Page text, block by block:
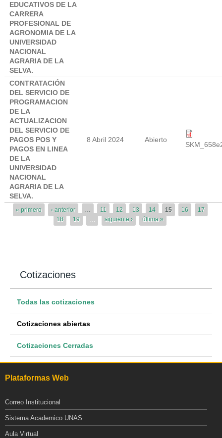
EDUCATIVOS DE LA
CARRERA
PROFESIONAL DE
AGRONOMIA DE LA
UNIVERSIDAD
NACIONAL
AGRARIA DE LA
SELVA.
CONTRATACIÓN
DEL SERVICIO DE
PROGRAMACION
DE LA
ACTUALIZACION
DEL SERVICIO DE
PAGOS POS Y
PAGOS EN LINEA
DE LA
UNIVERSIDAD
NACIONAL
AGRARIA DE LA
SELVA.
8 Abril 2024 Abierto
Páginas
« primero ‹ anterior … 11 12 13 14 15 16
17
18
19 … siguiente › última »
Cotizaciones
Todas las cotizaciones
Cotizaciones abiertas
Cotizaciones Cerradas
Plataformas Web
Correo Institucional
Sistema Academico UNAS
Aula Virtual